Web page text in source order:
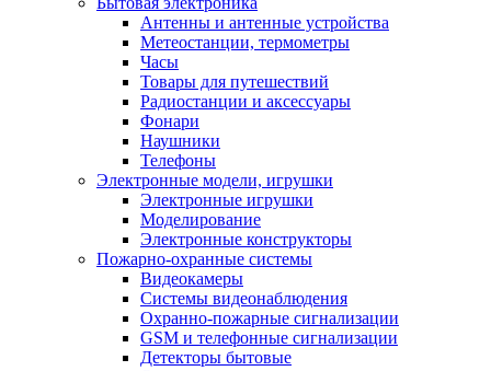
Антенны и антенные устройства
Метеостанции, термометры
Часы
Товары для путешествий
Радиостанции и аксессуары
Фонари
Наушники
Телефоны
Электронные модели, игрушки
Электронные игрушки
Моделирование
Электронные конструкторы
Пожарно-охранные системы
Видеокамеры
Системы видеонаблюдения
Охранно-пожарные сигнализации
GSM и телефонные сигнализации
Детекторы бытовые